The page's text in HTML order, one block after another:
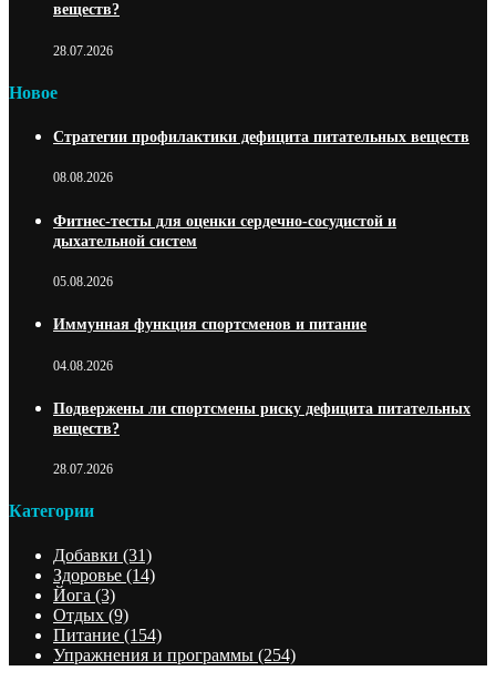
веществ?
28.07.2026
Новое
Стратегии профилактики дефицита питательных веществ
08.08.2026
Фитнес-тесты для оценки сердечно-сосудистой и
дыхательной систем
05.08.2026
Иммунная функция спортсменов и питание
04.08.2026
Подвержены ли спортсмены риску дефицита питательных
веществ?
28.07.2026
Категории
Добавки (31)
Здоровье (14)
Йога (3)
Отдых (9)
Питание (154)
Упражнения и программы (254)